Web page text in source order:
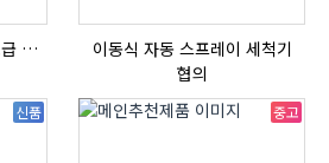
강력한 이동식 샌딩기 / 고급 이태리 IBIX샌드블라스터
이동식 자동 스프레이 세척기
협의
신품 중고